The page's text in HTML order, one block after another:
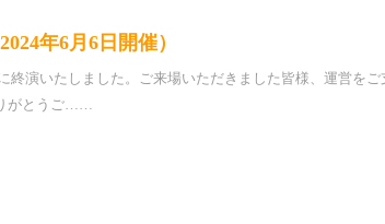
年6月6日開催）
終演いたしました。ご来場いただきました皆様、運営をご
がとうご……